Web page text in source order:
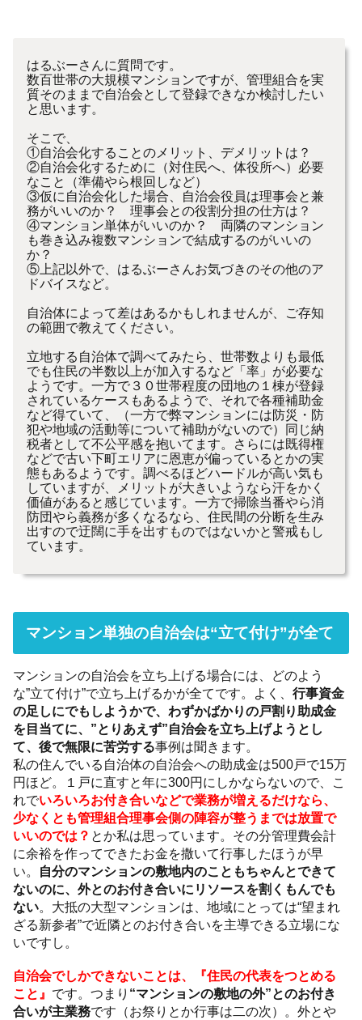
はるぶーさんに質問です。
数百世帯の大規模マンションですが、管理組合を実
質そのままで自治会として登録できなか検討したい
と思います。
そこで、
①自治会化することのメリット、デメリットは？
②自治会化するために（対住民へ、体役所へ）必要
なこと（準備やら根回しなど）
③仮に自治会化した場合、自治会役員は理事会と兼
務がいいのか？ 理事会との役割分担の仕方は？
④マンション単体がいいのか？ 両隣のマンション
も巻き込み複数マンションで結成するのがいいの
か？
⑤上記以外で、はるぶーさんお気づきのその他のア
ドバイスなど。
自治体によって差はあるかもしれませんが、ご存知
の範囲で教えてください。
立地する自治体で調べてみたら、世帯数よりも最低
でも住民の半数以上が加入するなど「率」が必要な
ようです。一方で３０世帯程度の団地の１棟が登録
されているケースもあるようで、それで各種補助金
など得ていて、（一方で弊マンションには防災・防
犯や地域の活動等について補助がないので）同じ納
税者として不公平感を抱いてます。さらには既得権
などで古い下町エリアに恩恵が偏っているとかの実
態もあるようです。調べるほどハードルが高い気も
していますが、メリットが大きいようなら汗をかく
価値があると感じています。一方で掃除当番やら消
防団やら義務が多くなるなら、住民間の分断を生み
出すので迂闊に手を出すものではないかと警戒もし
ています。
マンション単独の自治会は“立て付け”が全て
マンションの自治会を立ち上げる場合には、どのよう
な”立て付け”で立ち上げるかが全てです。よく、行事資金
の足しにでもしようかで、わずかばかりの戸割り助成金
を目当てに、”とりあえず”自治会を立ち上げようとし
て、後で無限に苦労する事例は聞きます。
私の住んでいる自治体の自治会への助成金は500戸で15万
円ほど。１戸に直すと年に300円にしかならないので、こ
れでいろいろお付き合いなどで業務が増えるだけなら、
少なくとも管理組合理事会側の陣容が整うまでは放置で
いいのでは？ とか私は思っています。その分管理費会計
に余裕を作ってできたお金を撒いて行事したほうが早
い。 自分のマンションの敷地内のこともちゃんとできて
ないのに、外とのお付き合いにリソースを割くもんでも
ない。大抵の大型マンションは、地域にとっては“望まれ
ざる新参者”で近隣とのお付き合いを主導できる立場にな
いですし。
自治会でしかできないことは、『住民の代表をつとめる
こと』 です。つまり “マンションの敷地の外”とのお付き
合いが主業務です（お祭りとか行事は二の次）。外とや